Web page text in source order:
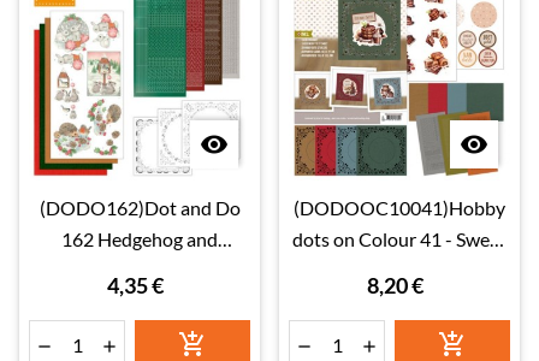

(DODO162)Dot and Do
162 Hedgehog and
4,35 €
  

(DODOOC10041)Hobby
dots on Colour 41 - Sweet
8,20 €
  